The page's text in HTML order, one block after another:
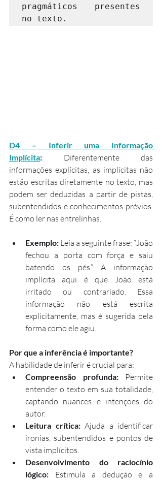
pragmáticos presentes
no texto.
D4 – Inferir uma Informação
Implícita: Diferentemente das
informações explícitas, as implícitas não
estão escritas diretamente no texto, mas
podem ser deduzidas a partir de pistas,
subentendidos e conhecimentos prévios.
É como ler nas entrelinhas.
Exemplo: Leia a seguinte frase: “João
fechou a porta com força e saiu
batendo os pés.” A informação
implícita aqui é que João está
irritado ou contrariado. Essa
informação não está escrita
explicitamente, mas é sugerida pela
forma como ele agiu.
Por que a inferência é importante?
A habilidade de inferir é crucial para:
Compreensão profunda: Permite
entender o texto em sua totalidade,
captando nuances e intenções do
autor.
Leitura crítica: Ajuda a identificar
ironias, subentendidos e pontos de
vista implícitos.
Desenvolvimento do raciocínio
lógico: Estimula a dedução e a